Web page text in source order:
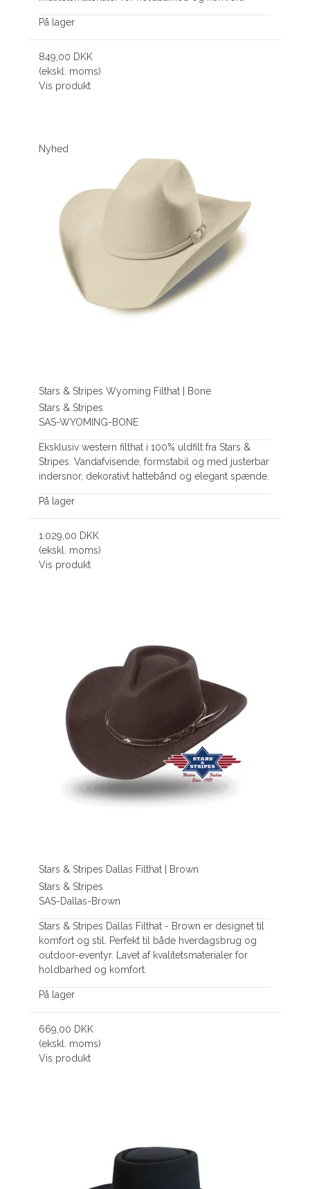
På lager
849,00 DKK
(ekskl. moms)
Vis produkt
Nyhed
Stars & Stripes Wyoming Filthat | Bone
Stars & Stripes
SAS-WYOMING-BONE
Eksklusiv western filthat i 100% uldfilt fra Stars &
Stripes. Vandafvisende, formstabil og med justerbar
indersnor, dekorativt hattebånd og elegant spænde.
På lager
1.029,00 DKK
(ekskl. moms)
Vis produkt
Stars & Stripes Dallas Filthat | Brown
Stars & Stripes
SAS-Dallas-Brown
Stars & Stripes Dallas Filthat - Brown er designet til
komfort og stil. Perfekt til både hverdagsbrug og
outdoor-eventyr. Lavet af kvalitetsmaterialer for
holdbarhed og komfort.
På lager
669,00 DKK
(ekskl. moms)
Vis produkt